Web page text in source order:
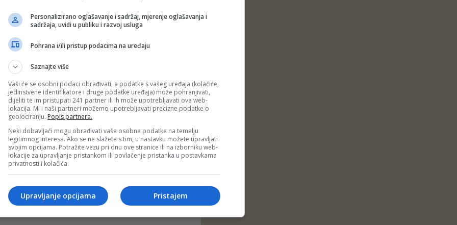
pisala 24sata, viđeni sredinom novembra u šetnji
poslije Tportal objavio je njihove zajedničke
u zagrebačkom kafiću. Sjedili su sami na kafi, nagnuli
i razgovarali.
BLIN MAGAZIN/md)
društvenih mreža TwitteriFacebook
#ornela vištica
Personalizirano oglašavanje i sadržaj, mjerenje oglašavanja i
sadržaja, uvidi u publiku i razvoj usluga
Pohrana i/ili pristup podacima na uređaju
Saznajte više
Vaši će se osobni podaci obrađivati, a podatke s vašeg uređaja (kolačiće,
jedinstvene identifikatore i druge podatke uređaja) može pohranjivati,
dijeliti te im pristupati 241 partner ili ih može upotrebljavati ova web-
lokacija. Mi i naši partneri možemo upotrebljavati precizne podatke o
geolociranju. Popis partnera.
Neki dobavljači mogu obrađivati vaše osobne podatke na temelju
legitimnog interesa. Ako se ne slažete s tim, u nastavku možete upravljati
svojim opcijama. Potražite vezu pri dnu ove stranice ili na izborniku web-
lokacije za upravljanje pristankom ili povlačenje pristanka u postavkama
privatnosti i kolačića.
Pristajem
Upravljanje opcijama